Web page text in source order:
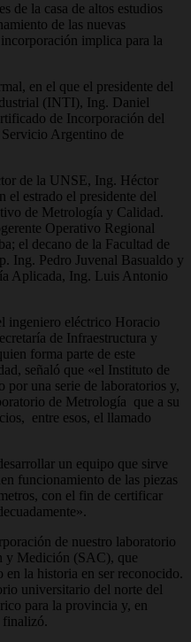
de la casa de altos estudios
de las nuevas
implica para la
en el que el presidente del
(INTI), Ing. Daniel
de Incorporación del
Argentino de
de la UNSE, Ing. Héctor
el estrado el presidente del
de Metrología y Calidad.
Operativo Regional
el decano de la Facultad de
Ing. Pedro Juvenal Basualdo y
Aplicada, Ing. Luis Antonio
ingeniero eléctrico Horacio
de Infraestructura y
forma parte de este
señaló que «el Instituto de
por una serie de laboratorios y,
de Metrología que a su
entre esos, el llamado
un equipo que sirve
funcionamiento de las piezas
con el fin de certificar
de nuestro laboratorio
y Medición (SAC), que
la historia en ser reconocido.
universitario del norte del
para la provincia y, en
finalizó.